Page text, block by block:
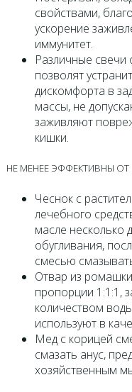
свойствами,
ускорение
иммунитет.
Различные
позволят
дискомфорта в
массы, не
заживляют
кишки.
НЕ МЕНЕЕ ЭФФЕКТИВНЫ
Чеснок с
лечебного
масле несколько
обугливания,
смесью
Отвар из
пропорции 1:1:1,
количеством
используют в
Мед с корицей
смазать анус,
хозяйственным